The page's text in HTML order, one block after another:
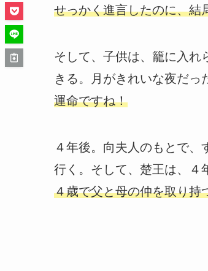
せっかく進言したのに、結
そして、子供は、籠に入れ
きる。月がきれいな夜だっ
運命ですね！
４年後。向夫人のもとで
行く。そして、楚王は、４
４歳で父と母の仲を取り持